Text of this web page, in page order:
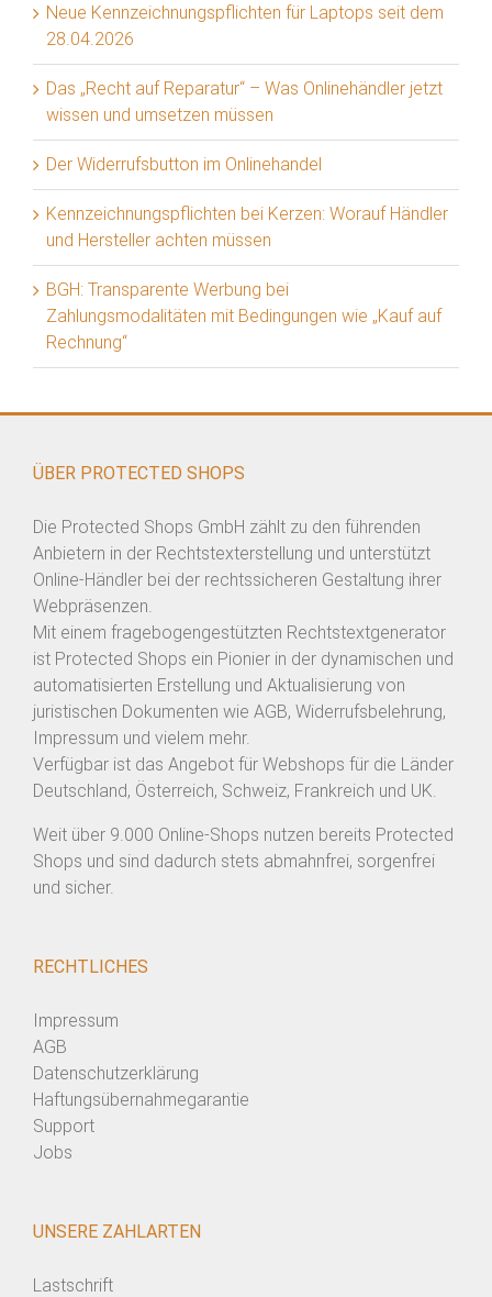
Neue Kennzeichnungspflichten für Laptops seit dem
28.04.2026
Das „Recht auf Reparatur“ – Was Onlinehändler jetzt
wissen und umsetzen müssen
Der Widerrufsbutton im Onlinehandel
Kennzeichnungspflichten bei Kerzen: Worauf Händler
und Hersteller achten müssen
BGH: Transparente Werbung bei
Zahlungsmodalitäten mit Bedingungen wie „Kauf auf
Rechnung“
ÜBER PROTECTED SHOPS
Die Protected Shops GmbH zählt zu den führenden
Anbietern in der Rechtstexterstellung und unterstützt
Online-Händler bei der rechtssicheren Gestaltung ihrer
Webpräsenzen.
Mit einem fragebogengestützten Rechtstextgenerator
ist Protected Shops ein Pionier in der dynamischen und
automatisierten Erstellung und Aktualisierung von
juristischen Dokumenten wie AGB, Widerrufsbelehrung,
Impressum und vielem mehr.
Verfügbar ist das Angebot für Webshops für die Länder
Deutschland, Österreich, Schweiz, Frankreich und UK.
Weit über 9.000 Online-Shops nutzen bereits Protected
Shops und sind dadurch stets abmahnfrei, sorgenfrei
und sicher.
RECHTLICHES
Impressum
AGB
Datenschutzerklärung
Haftungsübernahmegarantie
Support
Jobs
UNSERE ZAHLARTEN
Lastschrift